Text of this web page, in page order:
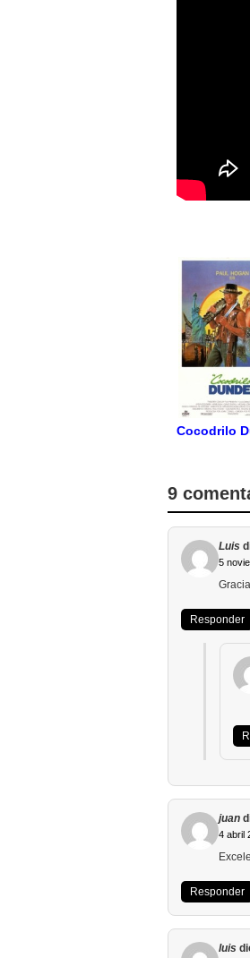
Cocodrilo
9
Luis
5
Responder
juan
4 abril
Responder
luis